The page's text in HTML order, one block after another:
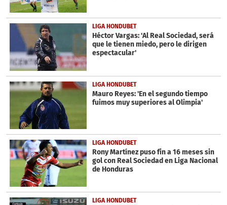
LIGA HONDUBET
Héctor Vargas: 'Al Real Sociedad, será
que le tienen miedo, pero le dirigen
espectacular'
LIGA HONDUBET
Mauro Reyes: 'En el segundo tiempo
fuimos muy superiores al Olimpia'
LIGA HONDUBET
Rony Martínez puso fin a 16 meses sin
gol con Real Sociedad en Liga Nacional
de Honduras
LIGA HONDUBET